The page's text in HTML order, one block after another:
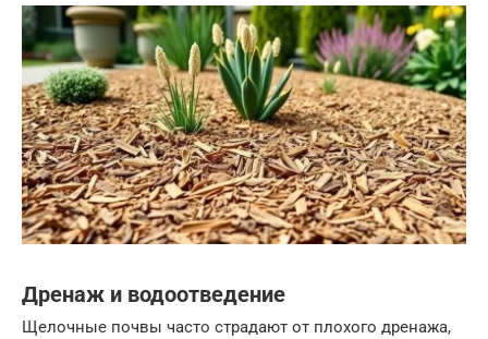
Дренаж и водоотведение
Щелочные почвы часто страдают от плохого дренажа,